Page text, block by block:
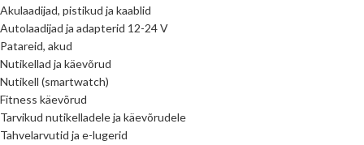
Akulaadijad, pistikud ja kaablid
Autolaadijad ja adapterid 12-24 V
Patareid, akud
Nutikellad ja käevõrud
Nutikell (smartwatch)
Fitness käevõrud
Tarvikud nutikelladele ja käevõrudele
Tahvelarvutid ja e-lugerid